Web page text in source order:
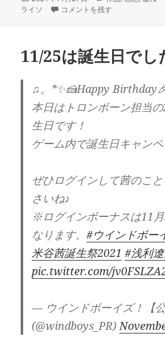
稿
テ
ライソ
『静かの海のパライソ』感想 に
コメントを残す
11/25は誕生日でし
♫。*✨🍰Happy
本日はトロンボーン担当
生日です！
ゲーム内で誕生日キャン
ぜひログインして茜のこ
さいね♪
※ログインボーナスは11
なります。#ウインドボー
米谷茜誕生祭2021 #浅利
pic.twitter.com/
— ウインドボーイズ！【公
(@windboys_PR)